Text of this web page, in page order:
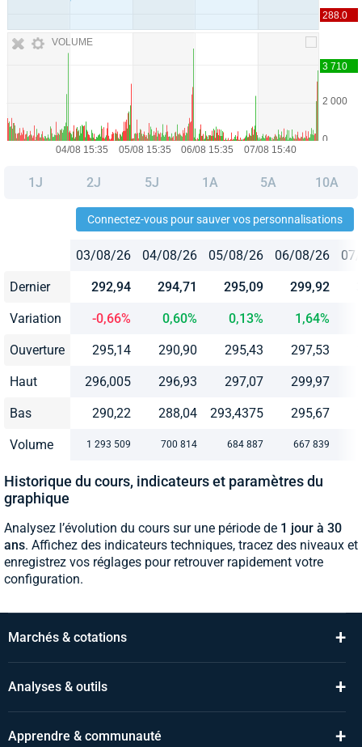
VOLUME
1J 2J 5J 1A 5A 10A
Connectez-vous pour sauver vos personnalisations
03/08/26 04/08/26 05/08/26 06/08/26
Dernier 292,94 294,71 295,09 299,92
Variation -0,66% 0,60% 0,13% 1,64%
Ouverture 295,14 290,90 295,43 297,53
Haut 296,005 296,93 297,07 299,97
Bas 290,22 288,04 293,4375 295,67
Volume 1 293 509 700 814 684 887 667 839
Historique du cours, indicateurs et paramètres du
graphique
Analysez l’évolution du cours sur une période de 1 jour à 30
ans. Affichez des indicateurs techniques, tracez des niveaux et
enregistrez vos réglages pour retrouver rapidement votre
configuration.
Marchés & cotations +
Analyses & outils +
Apprendre & communauté +